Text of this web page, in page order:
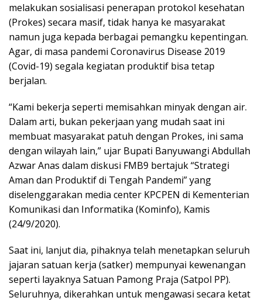
melakukan sosialisasi penerapan protokol kesehatan
(Prokes) secara masif, tidak hanya ke masyarakat
namun juga kepada berbagai pemangku kepentingan.
Agar, di masa pandemi Coronavirus Disease 2019
(Covid-19) segala kegiatan produktif bisa tetap
berjalan.
“Kami bekerja seperti memisahkan minyak dengan air.
Dalam arti, bukan pekerjaan yang mudah saat ini
membuat masyarakat patuh dengan Prokes, ini sama
dengan wilayah lain,” ujar Bupati Banyuwangi Abdullah
Azwar Anas dalam diskusi FMB9 bertajuk “Strategi
Aman dan Produktif di Tengah Pandemi” yang
diselenggarakan media center KPCPEN di Kementerian
Komunikasi dan Informatika (Kominfo), Kamis
(24/9/2020).
Saat ini, lanjut dia, pihaknya telah menetapkan seluruh
jajaran satuan kerja (satker) mempunyai kewenangan
seperti layaknya Satuan Pamong Praja (Satpol PP).
Seluruhnya, dikerahkan untuk mengawasi secara ketat